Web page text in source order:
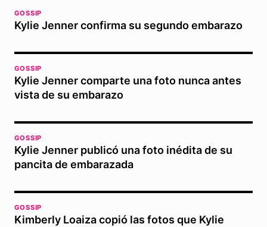
GOSSIP
Kylie Jenner confirma su segundo embarazo
GOSSIP
Kylie Jenner comparte una foto nunca antes
vista de su embarazo
GOSSIP
Kylie Jenner publicó una foto inédita de su
pancita de embarazada
GOSSIP
Kimberly Loaiza copió las fotos que Kylie